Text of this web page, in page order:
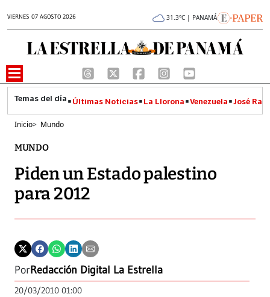
VIERNES 07 AGOSTO 2026 31.3°C | PANAMÁ
Últimas Noticias La Llorona Venezuela José
Inicio> Mundo
MUNDO
Piden un Estado palestino
para 2012
PorRedacción Digital La Estrella
20/03/2010 01:00